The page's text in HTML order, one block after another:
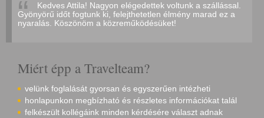
Kedves Attila! Nagyon elégedettek voltunk a szállással.
Gyönyörű időt fogtunk ki, felejthetetlen élmény marad ez a
nyaralás. Köszönöm a közreműködésüket!
Miért épp a Travelteam?
velünk foglalását gyorsan és egyszerűen intézheti
honlapunkon megbízható és részletes információkat talál
felkészült kollégáink minden kérdésére választ adnak